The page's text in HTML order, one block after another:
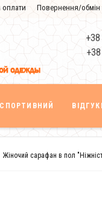
Повернення/обмін
СПОРТИВНИЙ
Жіночий сарафан в пол